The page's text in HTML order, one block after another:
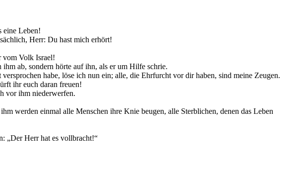
eine Leben!
Herr: Du hast mich erhört!
vom Volk Israel!
ab, sondern hörte auf ihn, als er um Hilfe schrie.
habe, löse ich nun ein; alle, die Ehrfurcht vor dir haben, sind meine Zeugen.
ihr euch daran freuen!
vor ihm niederwerfen.
werden einmal alle Menschen ihre Knie beugen, alle Sterblichen, denen das Leben
„Der Herr hat es vollbracht!“